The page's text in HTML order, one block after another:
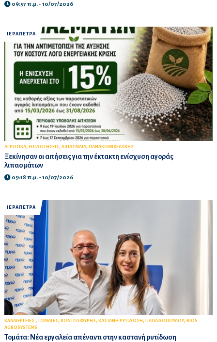
09:57 π.μ. - 10/07/2026
ΙΕΡΑΠΕΤΡΑ
ΑΓΡΟΤΙΚΑ, ΕΠΙΔΟΤΗΣΕΙΣ, ΛΙΠΑΣΜΑΤΑ, ΠΑΝΑΚΟΜΙΧΕΛΑΚΗΣ
Ξεκίνησαν οι αιτήσεις για την έκτακτη ενίσχυση αγοράς
λιπασμάτων
09:18 π.μ. - 10/07/2026
ΙΕΡΑΠΕΤΡΑ
ΚΑΛΛΙΕΡΓΕΙΕΣ , ΤΟΜΑΤΕΣ, ΚΟΝΤΟΣΦΥΡΗΣ, ΚΑΣΤΑΝΗ ΡΥΤΙΔΩΣΗ , ΠΑΠΑΔΟΠΟΥΛΟΥ, BIOS
AGROSYSTEMS
Τομάτα: Νέα εργαλεία απέναντι στην καστανή ρυτίδωση